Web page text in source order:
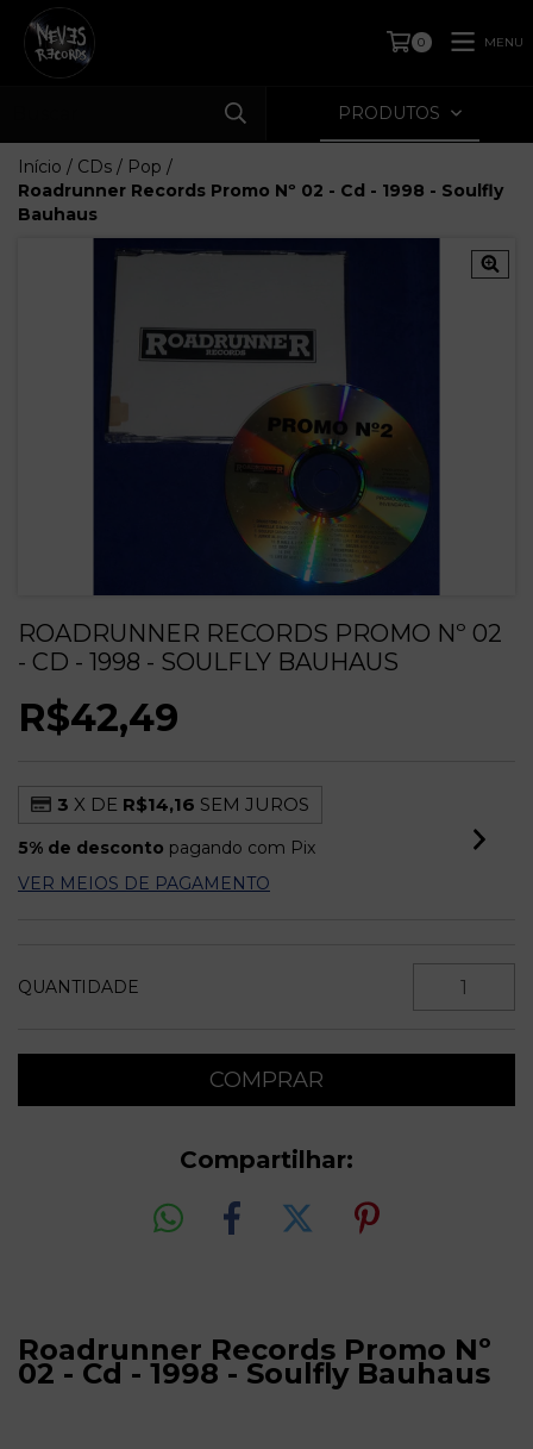
0 MENU
PRODUTOS
Início / CDs / Pop /
Roadrunner Records Promo Nº 02 - Cd - 1998 - Soulfly
Bauhaus
ROADRUNNER RECORDS PROMO Nº 02
- CD - 1998 - SOULFLY BAUHAUS
R$42,49
3 X DE R$14,16 SEM JUROS
5% de desconto pagando com Pix
VER MEIOS DE PAGAMENTO
QUANTIDADE
Compartilhar:
Roadrunner Records Promo Nº
02 - Cd - 1998 - Soulfly Bauhaus